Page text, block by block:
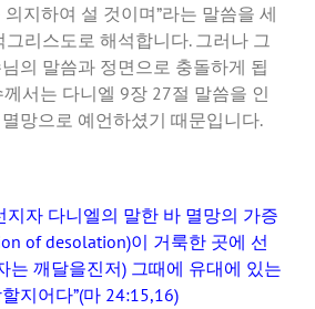
지하여 설 것이며”라는 말씀을 세
리스도로 해석합니다. 그러나 그
의 말씀과 정면으로 충돌하게 됩
서는 다니엘 9장 27절 말씀을 인
망으로 예언하셨기 때문입니다.
지자 다니엘의 말한 바 멸망의 가증
of desolation)이 거룩한 곳에 선
는 깨달을진저) 그때에 유대에 있는
지어다”(마 24:15,16)